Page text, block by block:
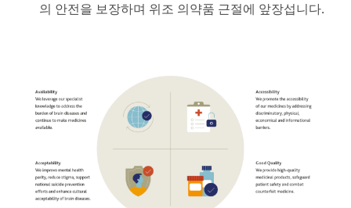
의 안전을 보장하며 위조 의약품 근절에 앞장섭니다.